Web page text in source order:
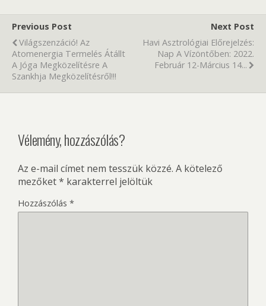
Previous Post
Világszenzáció! Az
Atomenergia Termelés Átállt
A Jóga Megközelítésre A
Szankhja Megközelítésről!!!
Next Post
Havi Asztrológiai Előrejelzés:
Nap A Vízöntőben: 2022.
Február 12-Március 14...
Vélemény, hozzászólás?
Az e-mail címet nem tesszük közzé. A kötelező
mezőket* karakterrel jelöltük
Hozzászólás *